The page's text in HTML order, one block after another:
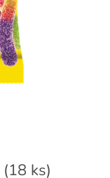
(18 ks)